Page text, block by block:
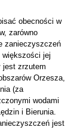
obecności w
zarówno
zanieczyszczeń
większości jej
jest zrzutem
Orzesza,
(za
wodami
i Bierunia.
jest